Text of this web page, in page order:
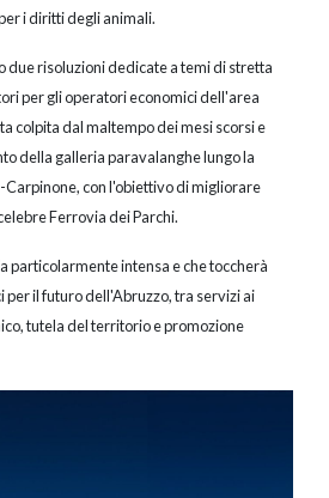
i diritti degli animali.
due risoluzioni dedicate a temi di stretta
per gli operatori economici dell'area
colpita dal maltempo dei mesi scorsi e
della galleria paravalanghe lungo la
con l'obiettivo di migliorare
Ferrovia dei Parchi.
particolarmente intensa e che toccherà
il futuro dell'Abruzzo, tra servizi ai
tutela del territorio e promozione